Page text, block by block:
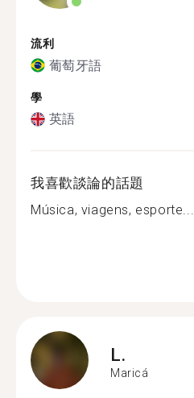
流利
葡萄牙語
學
英語
我喜歡談論的話題
Música, viagens, esporte...
L.
Maricá